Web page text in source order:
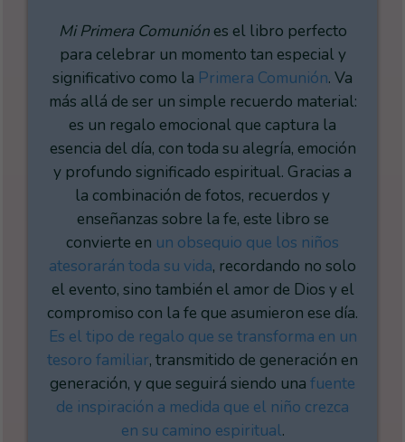
Mi Primera Comuniónes el libro perfecto
para celebrar un momento tan especial y
significativo como la Primera Comunión. Va
más allá de ser un simple recuerdo material:
es un regalo emocional que captura la
esencia del día, con toda su alegría, emoción
y profundo significado espiritual. Gracias a
la combinación de fotos, recuerdos y
enseñanzas sobre la fe, este libro se
convierte en un obsequio que los niños
atesorarán toda su vida, recordando no solo
el evento, sino también el amor de Dios y el
compromiso con la fe que asumieron ese día.
Es el tipo de regalo que se transforma en un
tesoro familiar, transmitido de generación en
generación, y que seguirá siendo una fuente
de inspiración a medida que el niño crezca
en su camino espiritual.